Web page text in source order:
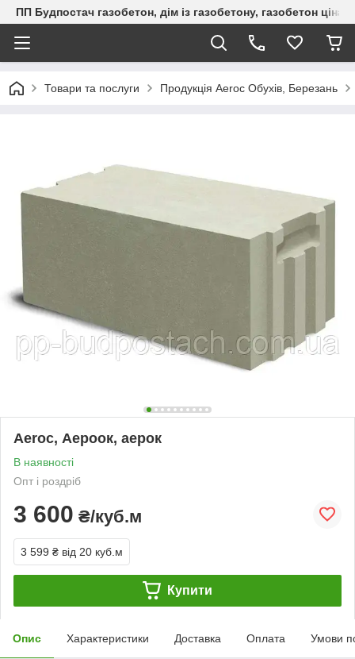
ПП Будпостач газобетон, дім із газобетону, газобетон
Товари та послуги Продукція Aeroc Обухів, Березань
Aeroc, Аероок, аерок
В наявності
Опт і роздріб
3 600 ₴/куб.м
3 599 ₴ від 20 куб.м
Купити
Опис Характеристики Доставка Оплата Умови